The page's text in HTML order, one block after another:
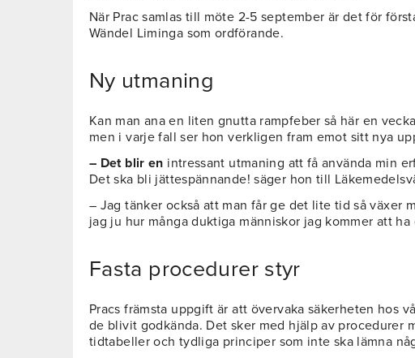
När Prac samlas till möte 2-5 september är det för
Wändel Liminga som ordförande.
Ny utmaning
Kan man ana en liten gnutta rampfeber så här en
men i varje fall ser hon verkligen fram emot sitt nya
– Det blir en intressant utmaning att få använda min
Det ska bli jättespännande! säger hon till
– Jag tänker också att man får ge det lite tid så växer
jag ju hur många duktiga människor jag kommer att
Fasta procedurer styr
Pracs främsta uppgift är att övervaka säkerheten hos
de blivit godkända. Det sker med hjälp av procedurer
tidtabeller och tydliga principer som inte ska lämna